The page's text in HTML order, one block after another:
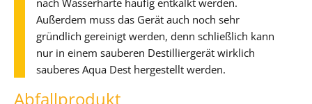
Außerdem muss das Gerät auch noch sehr
gründlich gereinigt werden, denn schließlich kann
nur in einem sauberen Destilliergerät wirklich
sauberes Aqua Dest hergestellt werden.
Abfallprodukt